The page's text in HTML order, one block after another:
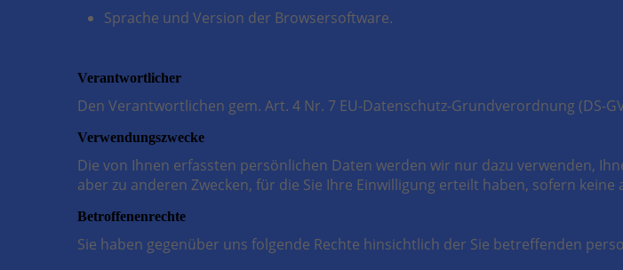
Sprache und Version der Browsersoftware.
Verantwortlicher
Den Verantwortlichen gem. Art. 4 Nr. 7 EU-Datenschutz-Grundverordnung (DS-
Verwendungszwecke
Die von Ihnen erfassten persönlichen Daten werden wir nur dazu verwenden,
aber zu anderen Zwecken, für die Sie Ihre Einwilligung erteilt haben, sofern
Betroffenenrechte
Sie haben gegenüber uns folgende Rechte hinsichtlich der Sie betreffenden